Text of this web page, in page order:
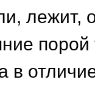
лежит,